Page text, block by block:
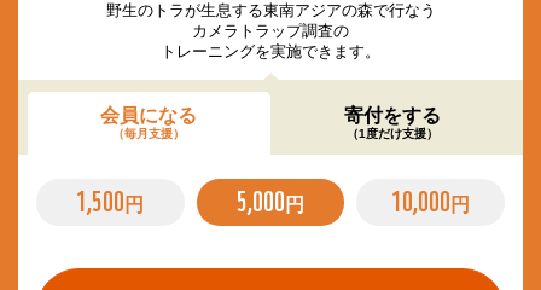
野生のトラが生息する東南アジアの森で行なう
カメラトラップ調査の
トレーニングを実施できます。
会員になる
（毎月支援）
寄付をする
（1度だけ支援）
1,500 円 5,000 円 10,000 円